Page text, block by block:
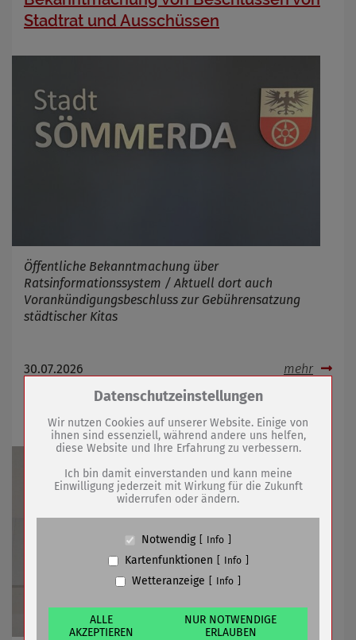
Stadtrat und Ausschüssen
Öffentliche Bekanntmachung über
Ratsinformationssystem / Aktuell dort auch
Vorankündigungsbeschluss zur Gebührensatzung
städtischer Kitas
30.07.2026 mehr
Zum Betrieb der Seite notwendige Cookies /
Name
PHP Session Cookie
Anbieter
Eigentümer dieser Website (Wenko-
Wenselaar GmbH & Co. KG)
Absicherung Kontaktformular / SPAM
Cookiespeicherung Entscheidungscookie
Anbieter
Eigentümer dieser Website (Wenko-
Wenselaar GmbH & Co. KG)
Zweck
Speichert die Einstellungen der Besucher
Datenschutzeinstellungen
Wir nutzen Cookies auf unserer Website. Einige von
ihnen sind essenziell, während andere uns helfen,
diese Website und Ihre Erfahrung zu verbessern.
Ich bin damit einverstanden und kann meine
Einwilligung jederzeit mit Wirkung für die Zukunft
widerrufen oder ändern.
Notwendig Info
Kartenfunktionen Info
Wetteranzeige Info
ALLE
AKZEPTIEREN
NUR NOTWENDIGE
ERLAUBEN